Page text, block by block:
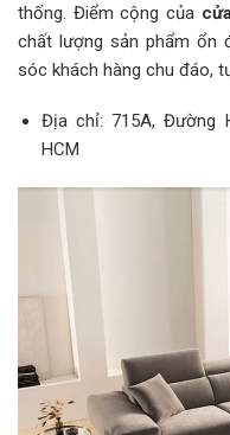
thống. Điểm cộng của
chất lượng sản phẩm ổn
sóc khách hàng chu đáo,
Địa chỉ: 715A, Đường
HCM